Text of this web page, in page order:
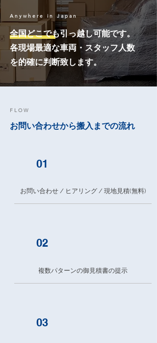
Anywhere in Japan
全国どこでも引っ越し可能です。
各現場最適な車両・スタッフ人数
を的確に判断致します。
FLOW
お問い合わせから搬入までの流れ
01
お問い合わせ / ヒアリング / 現地見積(無料)
02
複数パターンの御見積書の提示
03